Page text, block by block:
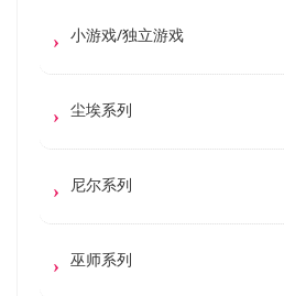
小游戏/独立游戏
尘埃系列
尼尔系列
巫师系列